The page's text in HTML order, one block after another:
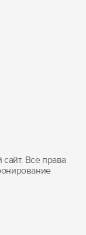
Все права